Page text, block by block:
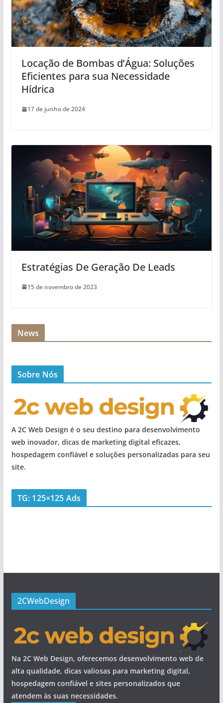
Locação de Bombas d’Água: Soluções
Eficientes para sua Necessidade
Hídrica
17 de junho de 2024
Estratégias De Geração De Leads
15 de novembro de 2023
News
Sobre Nós
A 2C Web Design é o seu destino para desenvolvimento
web inovador, dicas de marketing digital eficazes,
hospedagem confiável e soluções personalizadas para seu
site.
TG: 125×125 Ads
2CWebDesign
Na 2C Web Design, oferecemos desenvolvimento web de
alta qualidade, dicas valiosas para marketing digital,
hospedagem confiável e sites personalizados que
atendem às suas necessidades.